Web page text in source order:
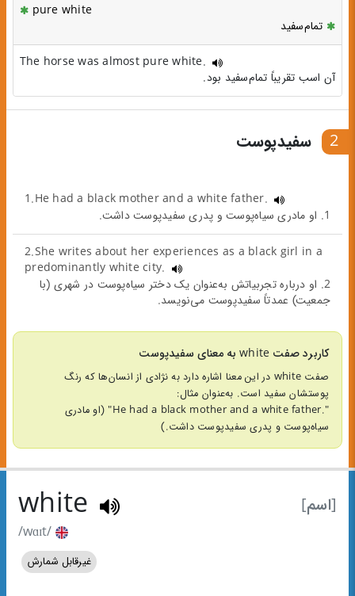
pure white
تمام‌سفید
The horse was almost pure white.
آن اسب تقریباً تمام‌سفید بود.
2 سفیدپوست
1.He had a black mother and a white father.
1. او مادری سیاه‌پوست و پدری سفیدپوست داشت.
2.She writes about her experiences as a black girl in a
predominantly white city.
2. او درباره تجربیاتش به‌عنوان یک دختر سیاه‌پوست در شهری (با
جمعیت) عمدتاً سفیدپوست می‌نویسد.
کاربرد صفت white به معنای سفیدپوست
صفت white در این معنا اشاره دارد به نژادی از انسان‌ها که رنگ
پوستشان سفید است. به‌عنوان مثال:
".He had a black mother and a white father" (او مادری
سیاه‌پوست و پدری سفیدپوست داشت.)
[اسم] white
/wɑɪt/
غیرقابل شمارش